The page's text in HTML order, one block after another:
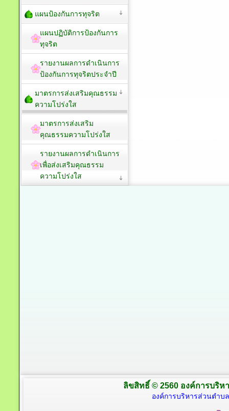
แผนป้องกันการทุจริต
แผนปฏิบัติการป้องกันการ
ทุจริต
รายงานผลการดำเนินการ
ป้องกันการทุจริตประจำปี
มาตรการส่งเสริมคุณธรรม
ความโปร่งใส
มาตรการส่งเสริม
คุณธรรมความโปร่งใส
รายงานผลการดำเนินการ
เพื่อส่งเสริมคุณธรรม
ความโปร่งใส
ลิขสิทธิ์ © 2560 องค์การบริห
องค์การบริหารส่วนตำบ